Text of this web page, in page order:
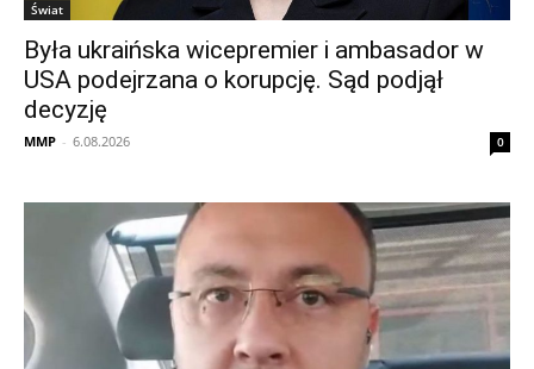
Świat
Była ukraińska wicepremier i ambasador w
USA podejrzana o korupcję. Sąd podjął
decyzję
MMP - 6.08.2026 0